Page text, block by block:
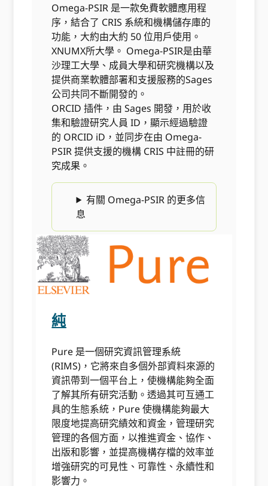
Omega-PSIR 是一款免費軟體應用程
序，結合了 CRIS 系統和機構儲存庫的
功能，大約由大約 50 位用戶使用。
XNUMX所大學。 Omega-PSIR是由華
沙理工大學、成員大學和研究機構以及
提供商業軟體部署和支援服務的Sages
公司共同不斷開發的。
ORCID 插件，由 Sages 開發，用於收
集和驗證研究人員 ID，顯示經過驗證
的 ORCID iD，並同步在由 Omega-
PSIR 提供支援的機構 CRIS 中註冊的研
究成果。
有關 Omega-PSIR 的更多信
息
純
Pure 是一個研究資訊管理系統
(RIMS)，它將來自多個外部資料來源的
資訊帶到一個平台上，使機構能夠全面
了解其所有研究活動。透過其可互通工
具的生態系統，Pure 使機構能夠最大
限度地提高研究績效和資金，管理研究
管理的各個方面，以推進資金、協作、
出版和影響，並提高機構存檔的效率並
增強研究的可見性、可靠性、永續性和
影響力。